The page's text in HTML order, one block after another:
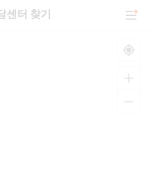
센터 찾기